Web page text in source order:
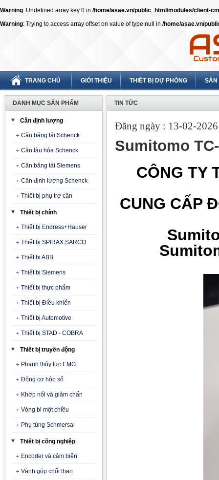
Warning: Undefined array key 0 in /home/asae.vn/public_html/modules/client-
Warning: Trying to access array offset on value of type null in /home/asae.vn/
TRANG CHỦ GIỚI THIỆU THIẾT BỊ DỰ PHÒNG SẢN
DANH MỤC SẢN PHẨM
Cân định lượng
Cân băng tải Schenck
Cân tàu hỏa Schenck
Cân băng tải Siemens
Cân định lượng Schenck
Thiết bị phụ trợ cân
Thiết bị chính
Thiết bị Endress+Hauser
Thiết bị SPIRAX SARCO
Thiết bị ABB
Thiết bị Siemens
Thiết bị thực phẩm
Thiết bị Điều khiển
Thiết bị Automotive
Thiết bị STAD - COBRA
Thiết bị truyền động
Phanh thủy lực EMG
Động cơ hộp số
Khớp nối và giảm chấn
Vòng bi một chiều
Phụ tùng Schmersal
Thiết bị công nghiệp
Encoder và cảm biến
Vành góp chổi than
TIN TỨC
Đăng ngày : 13-02-
Sumitomo
CÔNG TY
CUNG CẤP